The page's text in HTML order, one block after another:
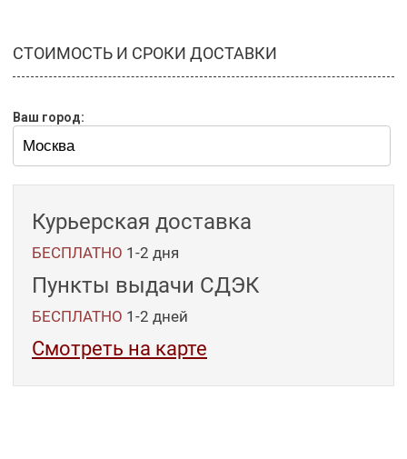
СТОИМОСТЬ И СРОКИ ДОСТАВКИ
Ваш город:
Курьерская доставка
БЕСПЛАТНО 1-2 дня
Пункты выдачи СДЭК
БЕСПЛАТНО 1-2 дней
Смотреть на карте